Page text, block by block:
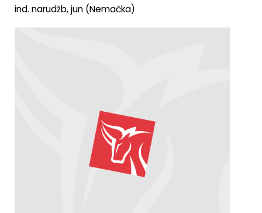
ind. narudžb, jun (Nemačka)